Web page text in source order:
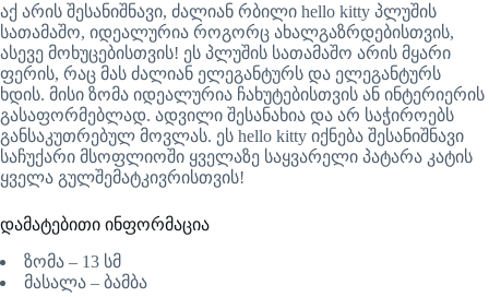
აქ არის შესანიშნავი, ძალიან რბილი hello kitty პლუშის
სათამაშო, იდეალურია როგორც ახალგაზრდებისთვის,
ასევე მოხუცებისთვის! ეს პლუშის სათამაშო არის მყარი
ფერის, რაც მას ძალიან ელეგანტურს და ელეგანტურს
ხდის. მისი ზომა იდეალურია ჩახუტებისთვის ან ინტერიერის
გასაფორმებლად. ადვილი შესანახია და არ საჭიროებს
განსაკუთრებულ მოვლას. ეს hello kitty იქნება შესანიშნავი
საჩუქარი მსოფლიოში ყველაზე საყვარელი პატარა კატის
ყველა გულშემატკივრისთვის!
დამატებითი ინფორმაცია
ზომა – 13 სმ
მასალა – ბამბა